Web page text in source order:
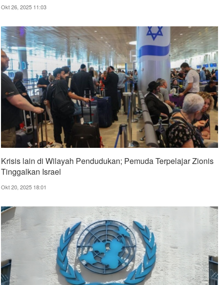
Okt 26, 2025 11:03
Krisis lain di Wilayah Pendudukan; Pemuda Terpelajar Zionis
Tinggalkan Israel
Okt 20, 2025 18:01